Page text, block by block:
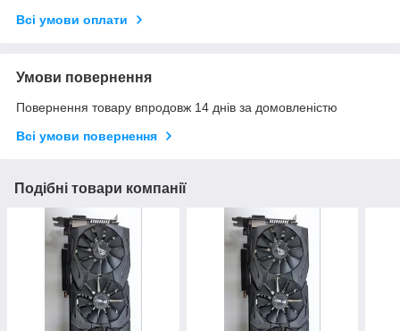
Всі умови оплати
Умови повернення
Повернення товару впродовж 14 днів за домовленістю
Всі умови повернення
Подібні товари компанії